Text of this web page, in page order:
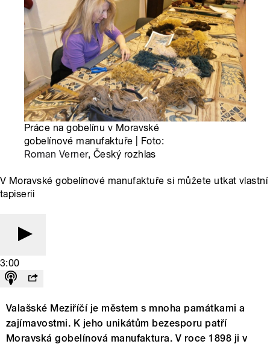
Práce na gobelínu v Moravské
gobelínové manufaktuře | Foto:
Roman Verner, Český rozhlas
V Moravské gobelínové manufaktuře si můžete utkat vlastní
tapiserii
3:00
Valašské Meziříčí je městem s mnoha památkami a
zajímavostmi. K jeho unikátům bezesporu patří
Moravská gobelínová manufaktura. V roce 1898 ji v